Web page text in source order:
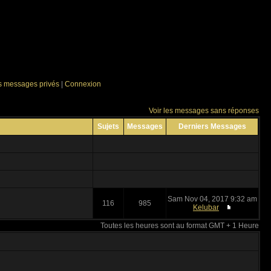
messages privés Connexion
Voir les messages sans réponses
Sujets Messages Derniers Messages
116 985
Sam Nov 04, 2017 9:32 am
Kelubar
Toutes les heures sont au format GMT + 1 Heure